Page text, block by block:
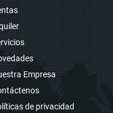
Empresa
de privacidad